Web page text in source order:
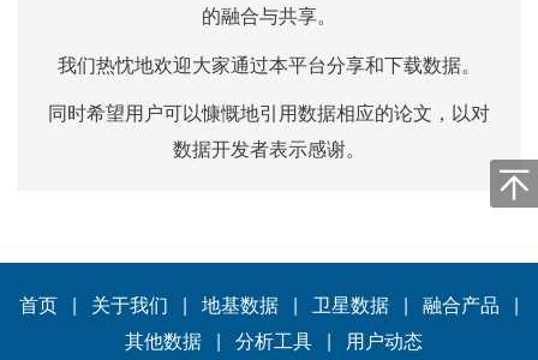
的融合与共享。
我们热忱地欢迎大家通过本平台分享和下载数据。
同时希望用户可以慷慨地引用数据相应的论文，以对
数据开发者表示感谢。
首页| 关于我们 | 地基数据| 卫星数据| 融合产品 |
其他数据 | 分析工具| 用户动态